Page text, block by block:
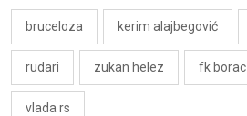
bruceloza kerim alajbegović
rudari zukan helez fk borac
vlada rs